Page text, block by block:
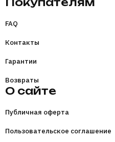
FAQ
Контакты
Гарантии
Возвраты
О сайте
Публичная оферта
Пользовательское соглашение